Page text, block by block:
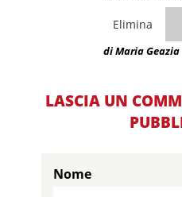
Elimina
di Maria Geazia
LASCIA UN
Nome